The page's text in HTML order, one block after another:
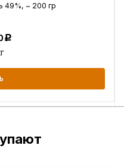
49%, ~ 200 гр
Р